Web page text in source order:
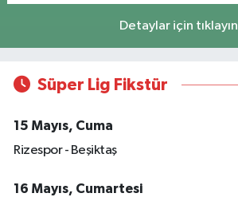
Detaylar için tıklayın
Süper Lig Fikstür
15 Mayıs, Cuma
Rizespor - Beşiktaş
16 Mayıs, Cumartesi